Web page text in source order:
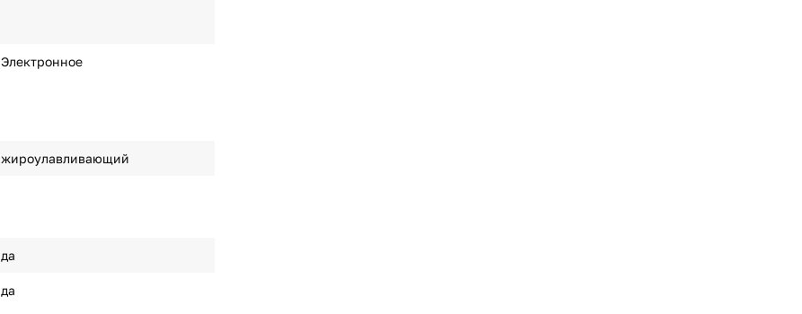
Электронное
жироулавливающий
да
да